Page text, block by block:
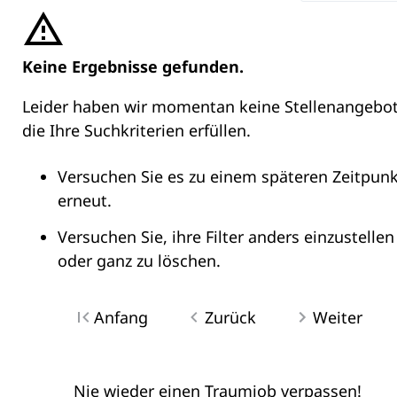
Keine Ergebnisse gefunden.
Leider haben wir momentan keine
die Ihre Suchkriterien erfüllen.
Versuchen Sie es zu einem späteren
erneut.
Versuchen Sie, ihre Filter anders einzustellen
oder ganz zu löschen.
Anfang Zurück Weiter
Nie wieder einen Traumjob verpassen!